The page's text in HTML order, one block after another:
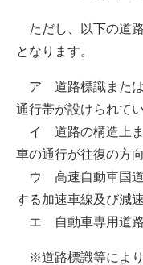
ただし、以下の道
となります。
ア 道路標識または
通行帯が設けられて
イ 道路の構造上ま
車の通行が往復の方
ウ 高速自動車国道
する加速車線及び減
エ 自動車専用道路
※道路標識等により